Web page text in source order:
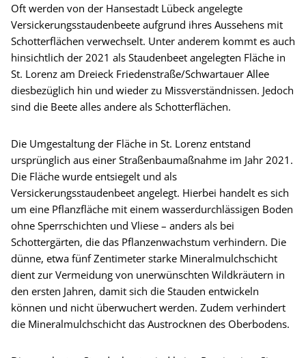
Oft werden von der Hansestadt Lübeck angelegte
Versickerungsstaudenbeete aufgrund ihres Aussehens mit
Schotterflächen verwechselt. Unter anderem kommt es auch
hinsichtlich der 2021 als Staudenbeet angelegten Fläche in
St. Lorenz am Dreieck Friedenstraße/Schwartauer Allee
diesbezüglich hin und wieder zu Missverständnissen. Jedoch
sind die Beete alles andere als Schotterflächen.
Die Umgestaltung der Fläche in St. Lorenz entstand
ursprünglich aus einer Straßenbaumaßnahme im Jahr 2021.
Die Fläche wurde entsiegelt und als
Versickerungsstaudenbeet angelegt. Hierbei handelt es sich
um eine Pflanzfläche mit einem wasserdurchlässigen Boden
ohne Sperrschichten und Vliese – anders als bei
Schottergärten, die das Pflanzenwachstum verhindern. Die
dünne, etwa fünf Zentimeter starke Mineralmulchschicht
dient zur Vermeidung von unerwünschten Wildkräutern in
den ersten Jahren, damit sich die Stauden entwickeln
können und nicht überwuchert werden. Zudem verhindert
die Mineralmulchschicht das Austrocknen des Oberbodens.